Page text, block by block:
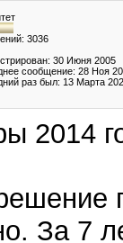
3036
30 Июня 2005
сообщение: 28 Ноя
раз был: 13 Марта
2014
За 7